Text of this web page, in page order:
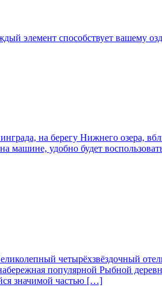
элемент способствует вашему
на берегу Нижнего озера,
на машине, удобно будет
четырёхзвёздочный
популярной Рыбной
значимой частью […]